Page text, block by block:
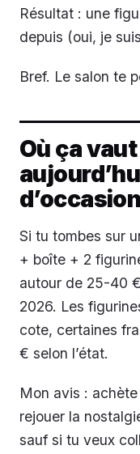
Résultat : une
depuis (oui, je
Bref. Le salon te
Où ça
Si tu tombes sur
+ boîte + 2
autour de 25-40
2026. Les
cote, certaines
€ selon l’état.
Mon avis :
rejouer la
sauf si tu veux